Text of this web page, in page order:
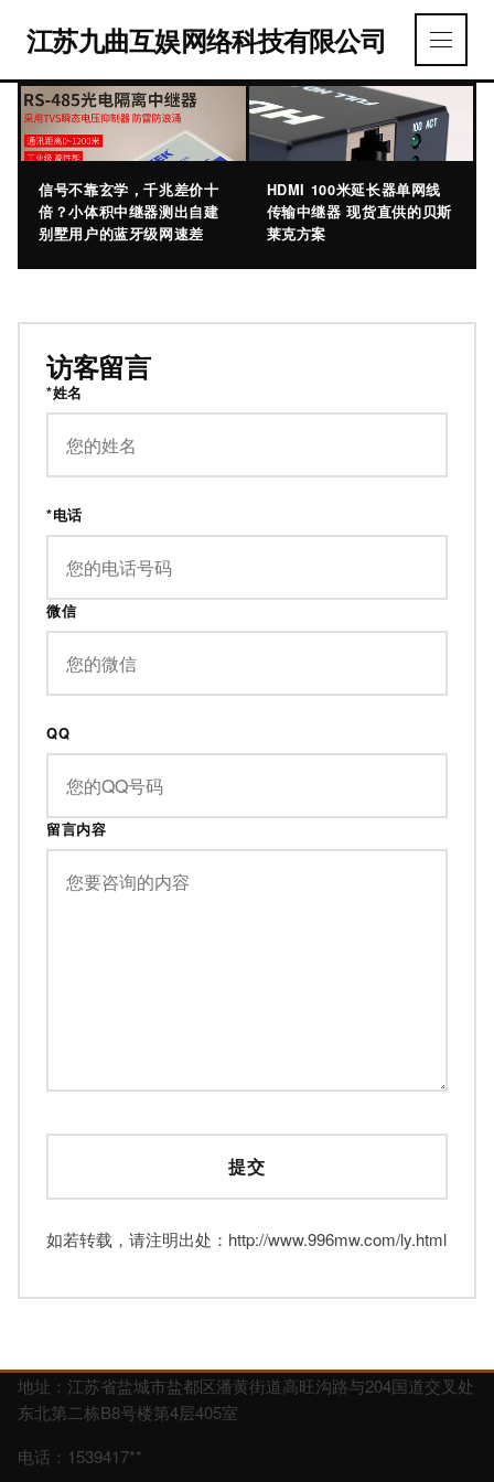
江苏九曲互娱网络科技有限公司
信号不靠玄学，千兆差价十
倍？小体积中继器测出自建
别墅用户的蓝牙级网速差
HDMI 100米延长器单网线
传输中继器 现货直供的贝斯
莱克方案
访客留言
*姓名
*电话
微信
QQ
留言内容
如若转载，请注明出处：http://www.996mw.com/ly.html
地址：江苏省盐城市盐都区潘黄街道高旺沟路与204国道交叉处
东北第二栋B8号楼第4层405室
电话：1539417**